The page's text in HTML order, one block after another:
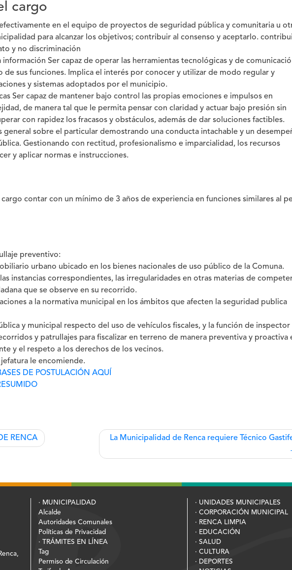
cargo
en el equipo de proyectos de seguridad pública y comunitaria u
para alcanzar los objetivos; contribuir al consenso y aceptarlo.
y no discriminación
Ser capaz de operar las herramientas tecnológicas y de
de sus funciones. Implica el interés por conocer y utilizar de modo regular y
y sistemas adoptados por el municipio.
Ser capaz de mantener bajo control las propias emociones e impulsos en
de manera tal que le permita pensar con claridad y actuar bajo presión sin
con rapidez los fracasos y obstáculos, además de dar soluciones factibles.
general sobre el particular demostrando una conducta intachable y un
Gestionando con rectitud, profesionalismo e imparcialidad, los recursos
y aplicar normas e instrucciones.
contar con un mínimo de 3 años de experiencia en funciones similares al
preventivo:
urbano ubicado en los bienes nacionales de uso público de la Comuna.
instancias correspondientes, las irregularidades en otras materias de
que se observe en su recorrido.
a la normativa municipal en los ámbitos que afecten la seguridad publica
y municipal respecto del uso de vehículos fiscales, y la función de inspector
y patrullajes para fiscalizar en terreno de manera preventiva y proactiva
y el respeto a los derechos de los vecinos.
le encomiende.
DE POSTULACIÓN AQUÍ
RENCA La Municipalidad de Renca requiere Técnico
· MUNICIPALIDAD
Alcalde
Autoridades Comunales
Políticas de Privacidad
· TRÁMITES EN LÍNEA
Tag
Permiso de Circulación
· UNIDADES MUNICIPALES
· CORPORACIÓN MUNICIPAL
· RENCA LIMPIA
· EDUCACIÓN
· SALUD
· CULTURA
· DEPORTES